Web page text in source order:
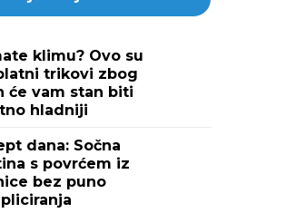
klimu? Ovo su
trikovi zbog
će vam stan biti
hladniji
dana: Sočna
s povrćem iz
bez puno